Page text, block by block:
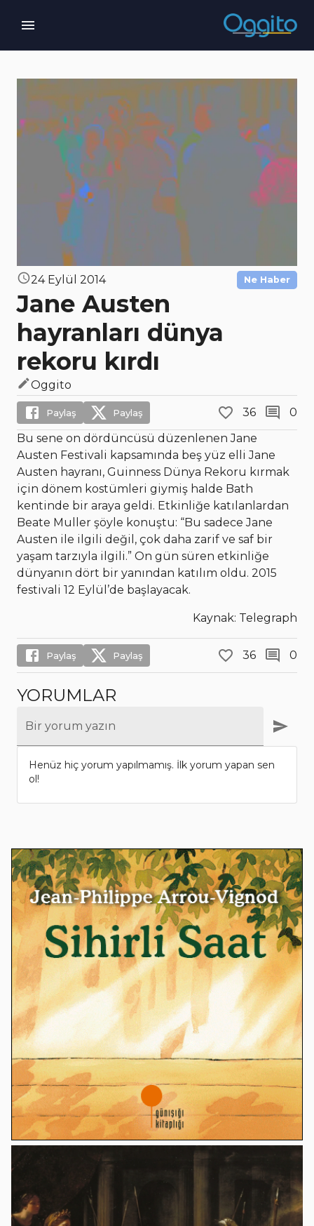
24 Eylül 2014 Ne Haber
Jane Austen
hayranları dünya
rekoru kırdı
Oggito
Paylaş Paylaş 36
0
Bu sene on dördüncüsü düzenlenen Jane
Austen Festivali kapsamında beş yüz elli Jane
Austen hayranı, Guinness Dünya Rekoru kırmak
için dönem kostümleri giymiş halde Bath
kentinde bir araya geldi. Etkinliğe katılanlardan
Beate Muller şöyle konuştu: “Bu sadece Jane
Austen ile ilgili değil, çok daha zarif ve saf bir
yaşam tarzıyla ilgili.” On gün süren etkinliğe
dünyanın dört bir yanından katılım oldu. 2015
festivali 12 Eylül’de başlayacak.
Kaynak: Telegraph
Paylaş Paylaş 36 0
YORUMLAR
Bir yorum yazın
Henüz hiç yorum yapılmamış. İlk yorum yapan sen
ol!